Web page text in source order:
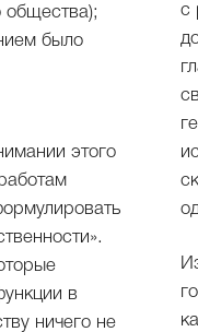
общества);
было
этого
в
ничего не
с